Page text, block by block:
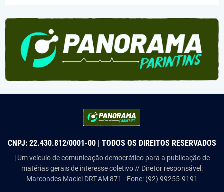
CNPJ: 22.430.812/0001-00 | TODOS OS DIREITOS RESERVADOS
| Um veículo de comunicação democrático para a publicação de
matérias gerais de interesse coletivo // Diretor responsável:
Marcondes Maciel DRT-AM 871 - Fone: (92) 99255-9191